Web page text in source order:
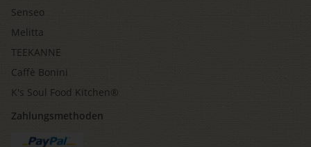
Senseo
Melitta
TEEKANNE
Caffè Bonini
K's Soul Food Kitchen®
Zahlungsmethoden